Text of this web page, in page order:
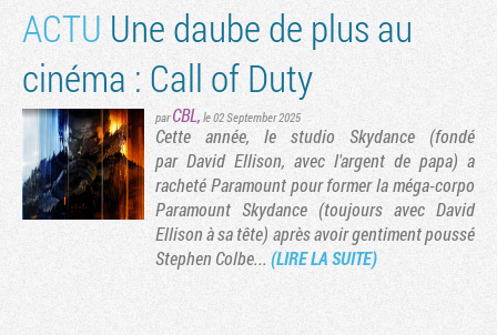
ACTU Une daube de plus au
cinéma : Call of Duty
parCBL, le 02 September 2025
Cette année, le studio Skydance (fondé
par David Ellison, avec l'argent de papa) a
racheté Paramount pour former la méga-corpo
Paramount Skydance (toujours avec David
Ellison à sa tête) après avoir gentiment poussé
Stephen Colbe... (LIRE LA SUITE)